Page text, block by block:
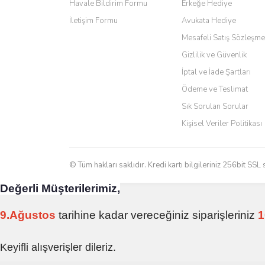
Bu ürüne benzer farklı alternatifler olmalı.
Yani site de kaybolmuyorsunuz. Özenle hazırlanmış
Aytaç Hacıalioğlu | 01/01/2026
E... S... | 12/12/2025
Site guzel çalışıyor irtibat lara anında cevap
H... C... | 30/11/2025
Aradığınıza kolay ulaşılan bir site
Havale Bildirim Formu
İletişim Formu
Erkeğe Hediye
Avukata Hediye
Mesafeli Satış
Gizlilik ve Güvenlik
İptal ve İade Şartları
Ödeme ve Teslimat
Sık Sorulan Sorular
Kişisel Veriler Politikası
© Tüm hakları saklıdır. Kredi kartı bilgileriniz 256bit SSL
Değerli Müşterilerimiz,
9.Ağustos tarihine kadar vereceğiniz siparişleriniz
Keyifli alışverişler dileriz.